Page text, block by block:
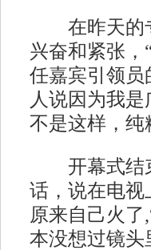
在昨天的专
兴奋和紧张，
任嘉宾引领员
人说因为我
不是这样，纯
开幕式结束
话，说在电视
原来自己火
本没想过镜头